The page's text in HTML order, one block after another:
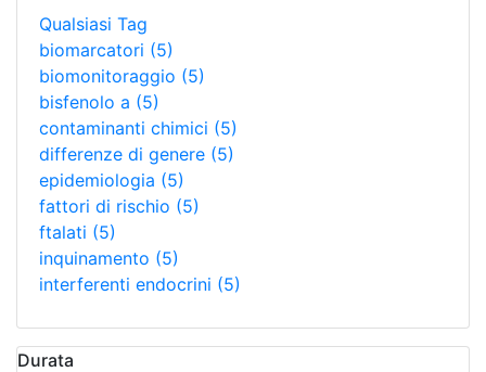
Qualsiasi Tag
biomarcatori (5)
biomonitoraggio (5)
bisfenolo a (5)
contaminanti chimici (5)
differenze di genere (5)
epidemiologia (5)
fattori di rischio (5)
ftalati (5)
inquinamento (5)
interferenti endocrini (5)
Durata